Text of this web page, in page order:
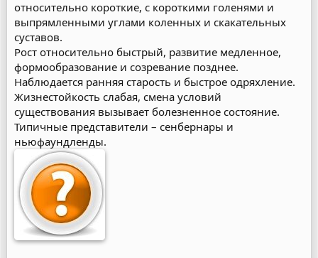
относительно короткие, с короткими голенями и
выпрямленными углами коленных и скакательных
суставов.
Рост относительно быстрый, развитие медленное,
формообразование и созревание позднее.
Наблюдается ранняя старость и быстрое одряхление.
Жизнестойкость слабая, смена условий
существования вызывает болезненное состояние.
Типичные представители – сенбернары и
ньюфаундленды.